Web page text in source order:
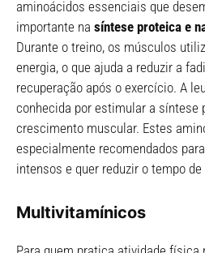
aminoácidos essenciais que
importante na síntese proteica e
Durante o treino, os músculos
energia, o que ajuda a reduzir a
recuperação após o exercício. A
conhecida por estimular a síntese
crescimento muscular. Estes
especialmente recomendados
intensos e quer reduzir o tempo
Multivitamínicos